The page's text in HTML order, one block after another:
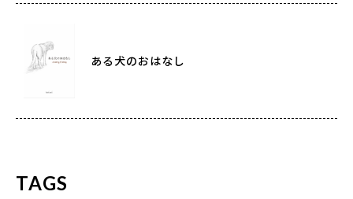
ある犬のおはなし
TAGS